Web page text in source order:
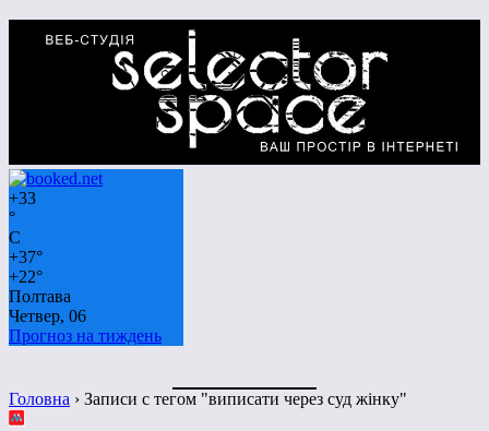
+33
°
C
+37°
+22°
Полтава
Четвер, 06
Прогноз на тиждень
Головна › Записи с тегом "виписати через суд жінку"